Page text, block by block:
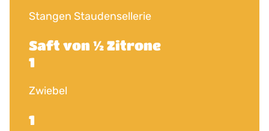
Stangen Staudensellerie
Saft von ½ Zitrone
1
Zwiebel
1